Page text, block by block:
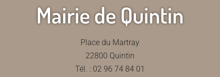
Mairie de Quintin
Place du Martray
22800 Quintin
Tél. : 02 96 74 84 01